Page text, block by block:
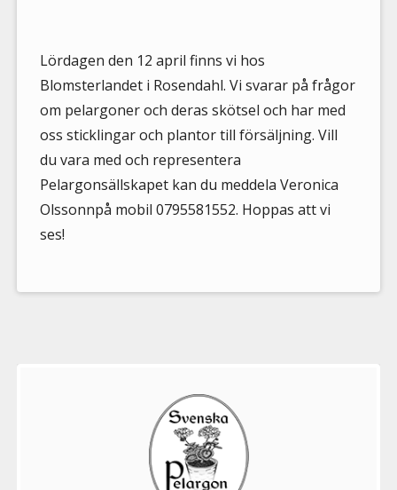
Lördagen den 12 april finns vi hos
Blomsterlandet i Rosendahl. Vi svarar på frågor
om pelargoner och deras skötsel och har med
oss sticklingar och plantor till försäljning. Vill
du vara med och representera
Pelargonsällskapet kan du meddela Veronica
Olssonnpå mobil 0795581552. Hoppas att vi
ses!
Pelargonsällskapets